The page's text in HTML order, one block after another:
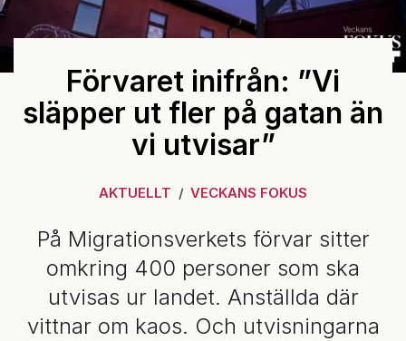
Förvaret inifrån: ”Vi
släpper ut fler på gatan än
vi utvisar”
AKTUELLT VECKANS FOKUS
På Migrationsverkets förvar sitter
omkring 400 personer som ska
utvisas ur landet. Anställda där
vittnar om kaos. Och utvisningarna